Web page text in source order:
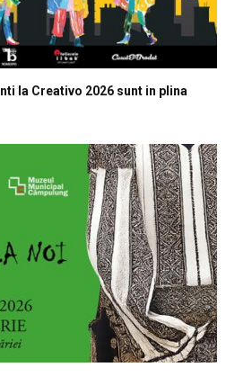
la Creativo 2026 sunt in plina